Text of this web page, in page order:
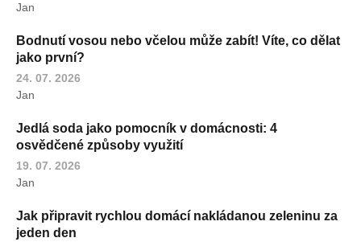
Jan
Bodnutí vosou nebo včelou může zabít! Víte, co dělat
jako první?
24. 07. 2026
Jan
Jedlá soda jako pomocník v domácnosti: 4
osvědčené způsoby využití
19. 07. 2026
Jan
Jak připravit rychlou domácí nakládanou zeleninu za
jeden den